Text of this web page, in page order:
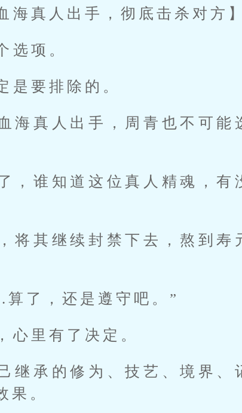
海真人出手，彻底击杀对方】
选项。
是要排除的。
海真人出手，周青也不可能
，谁知道这位真人精魂，有
将其继续封禁下去，熬到寿
了，还是遵守吧。”
心里有了决定。
继承的修为、技艺、境界、
果。